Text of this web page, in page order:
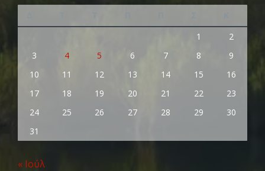
1
2
3
4 5 6 7 8
9
10
11 12 13 14 15
16
17
18 19 20 21 22
23
24
25 26 27 28 29
30
31
« Ιούλ